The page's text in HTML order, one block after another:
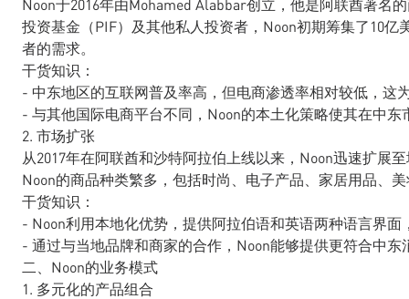
Noon于2016年由Mohamed Alabbar创立，他是阿联酋著名
投资基金（PIF）及其他私人投资者，Noon初期筹集了10
者的需求。
干货知识：
- 中东地区的互联网普及率高，但电商渗透率相对较低，这
- 与其他国际电商平台不同，Noon的本土化策略使其在中东
2. 市场扩张
从2017年在阿联酋和沙特阿拉伯上线以来，Noon迅速扩展
Noon的商品种类繁多，包括时尚、电子产品、家居用品、
干货知识：
- Noon利用本地化优势，提供阿拉伯语和英语两种语言界面
- 通过与当地品牌和商家的合作，Noon能够提供更符合中东
二、Noon的业务模式
1. 多元化的产品组合